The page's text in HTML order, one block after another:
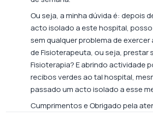
Ou seja, a minha dúvida é: depois
acto isolado a este hospital,
sem qualquer problema de
de Fisioterapeuta, ou seja, prestar
Fisioterapia? E abrindo actividade
recibos verdes ao tal hospital,
passado um acto isolado a esse
Cumprimentos e Obrigado pela